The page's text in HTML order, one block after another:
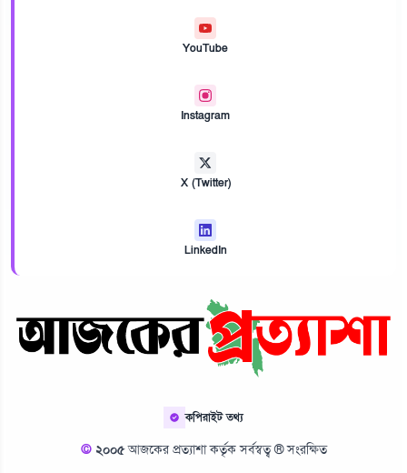
YouTube
Instagram
X (Twitter)
LinkedIn
কপিরাইট তথ্য
© ২০০৫আজকের প্রত্যাশা কর্তৃক সর্বস্বত্ব ® সংরক্ষিত